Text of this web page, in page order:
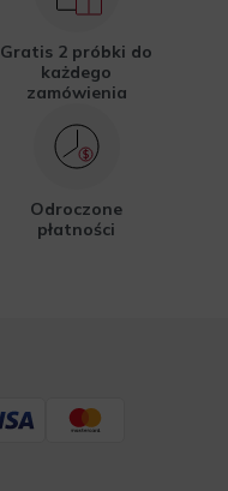
Gratis 2 próbki do
każdego
zamówienia
Odroczone
płatności